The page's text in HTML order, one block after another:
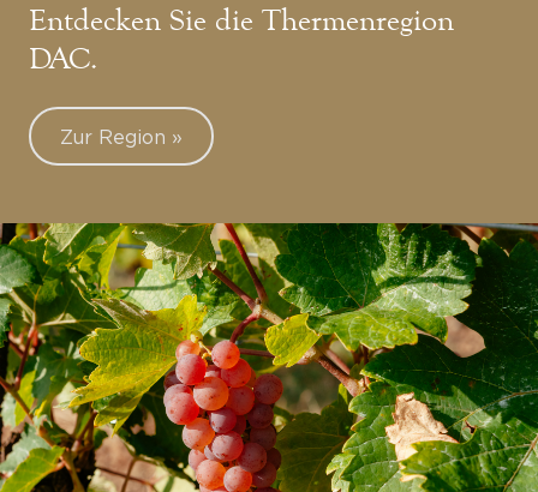
Entdecken Sie die Thermenregion
DAC.
Zur Region »